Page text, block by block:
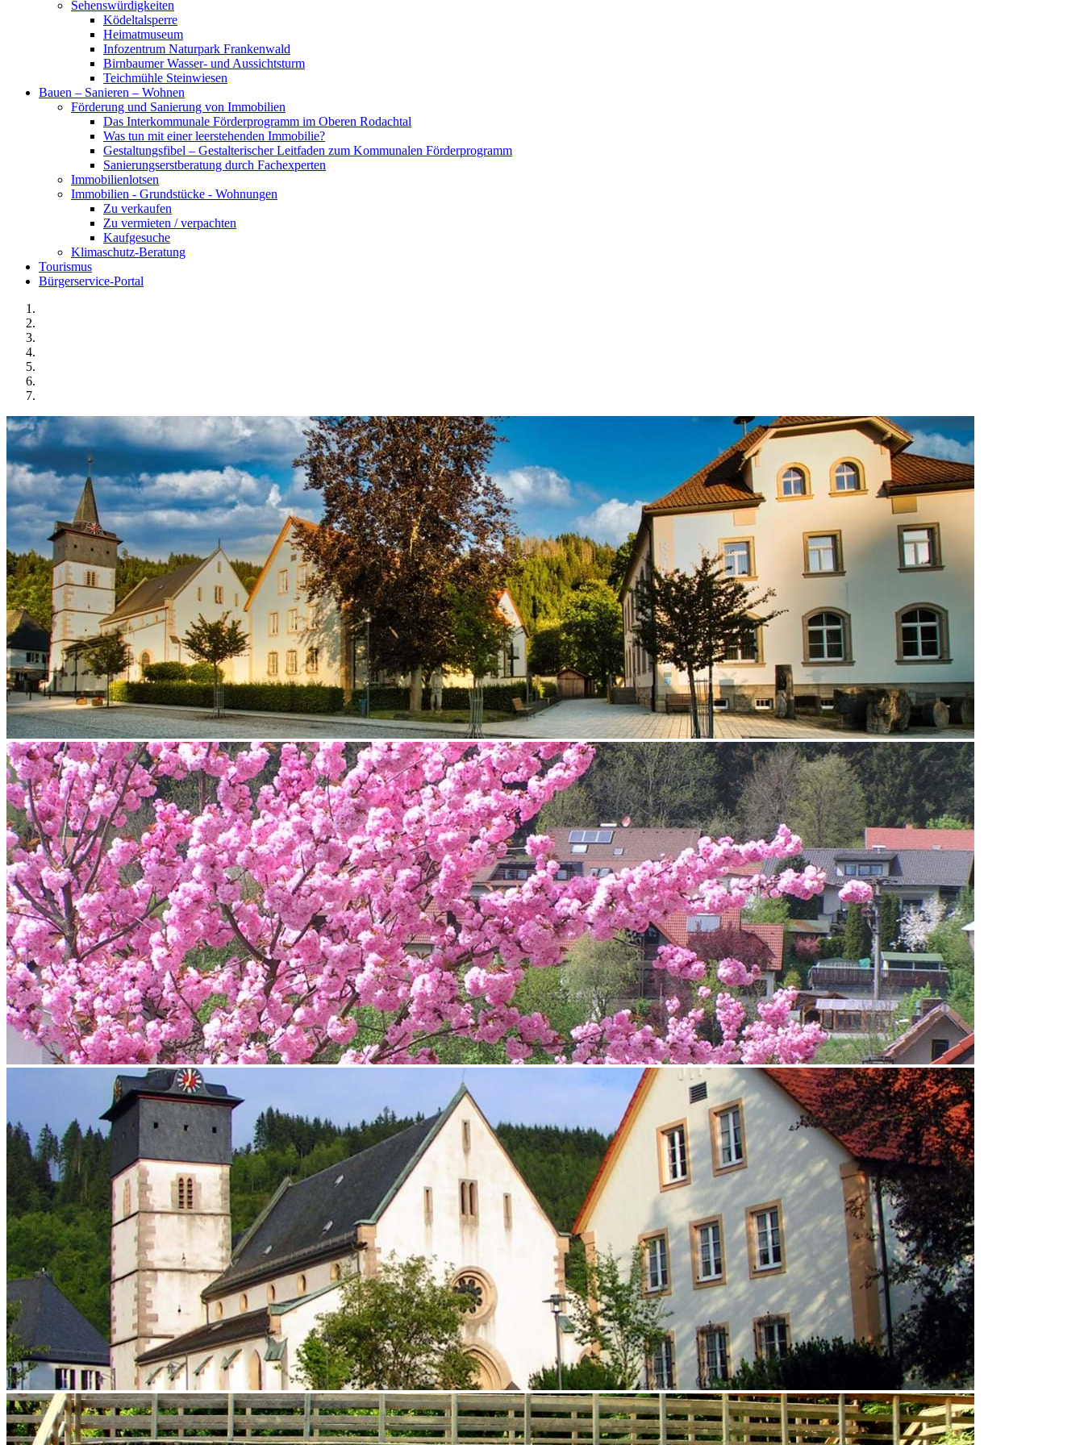
Sehenswürdigkeiten
Ködeltalsperre
Heimatmuseum
Infozentrum Naturpark Frankenwald
Birnbaumer Wasser- und Aussichtsturm
Teichmühle Steinwiesen
Bauen – Sanieren – Wohnen
Förderung und Sanierung von Immobilien
Das Interkommunale Förderprogramm im Oberen Rodachtal
Was tun mit einer leerstehenden Immobilie?
Gestaltungsfibel – Gestalterischer Leitfaden zum Kommunalen Förderprogramm
Sanierungserstberatung durch Fachexperten
Immobilienlotsen
Immobilien - Grundstücke - Wohnungen
Zu verkaufen
Zu vermieten / verpachten
Kaufgesuche
Klimaschutz-Beratung
Tourismus
Bürgerservice-Portal